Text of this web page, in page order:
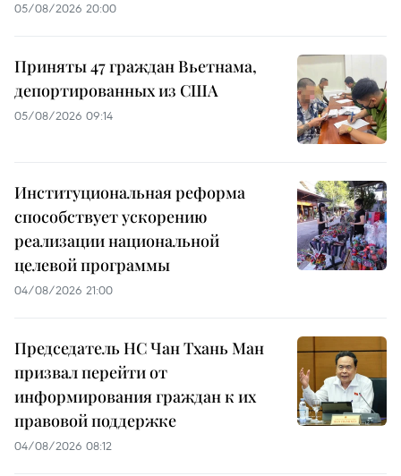
05/08/2026 20:00
Приняты 47 граждан Вьетнама,
депортированных из США
05/08/2026 09:14
Институциональная реформа
способствует ускорению
реализации национальной
целевой программы
04/08/2026 21:00
Председатель НС Чан Тхань Ман
призвал перейти от
информирования граждан к их
правовой поддержке
04/08/2026 08:12